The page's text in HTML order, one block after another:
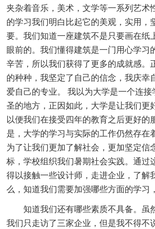
夹杂着音乐，美术，文学等一系列艺术
的学习我们明白比起它的美观，实用，
要。我们知道一座建筑不是只要画在纸
眼前的。我们懂得建筑是一门用心学习
辛苦，所以我们获得了更多的成就感。
的种种，我坚定了自己的信念，我庆幸
爱自己的专业。 我以为大学是一个连接
圣的地方，正因如此，大学是让我们更
以便我们在接受四年的教育之后更好的
是，大学的学习与实际的工作仍然存在
为了让我们更加了解社会，更加坚定信
标，学校组织我们暑期社会实践。通过
得以接触一些设计师，走进企业，了解
么，知道我们需要加强哪些方面的学习，
知道我们还有哪些素质不具备。虽
我们只走访了三家企业，但是我不得不